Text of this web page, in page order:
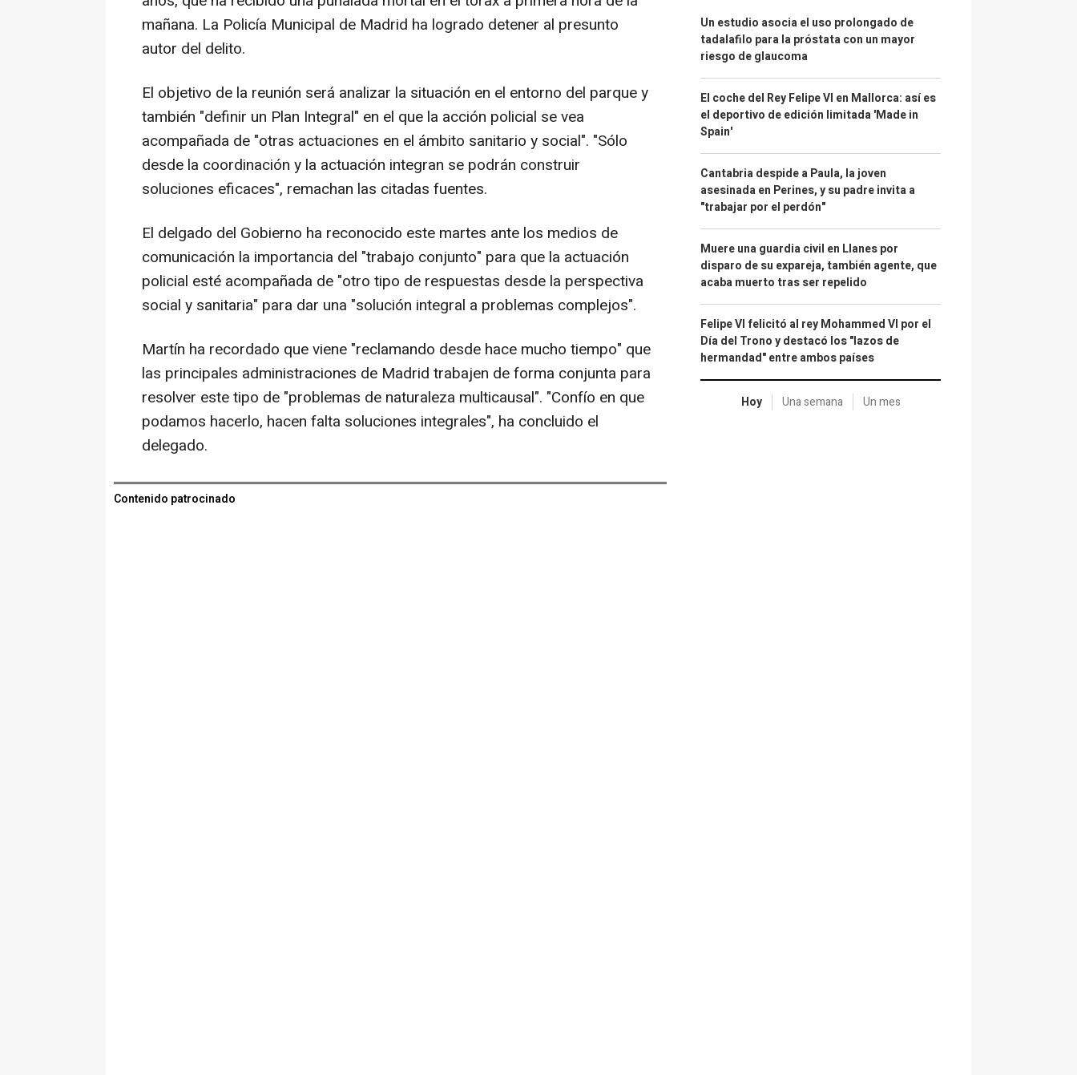
mañana. La Policía Municipal de Madrid ha logrado detener al presunto
autor del delito.
El objetivo de la reunión será analizar la situación en el entorno del parque y
también "definir un Plan Integral" en el que la acción policial se vea
acompañada de "otras actuaciones en el ámbito sanitario y social". "Sólo
desde la coordinación y la actuación integran se podrán construir
soluciones eficaces", remachan las citadas fuentes.
El delgado del Gobierno ha reconocido este martes ante los medios de
comunicación la importancia del "trabajo conjunto" para que la actuación
policial esté acompañada de "otro tipo de respuestas desde la perspectiva
social y sanitaria" para dar una "solución integral a problemas complejos".
Martín ha recordado que viene "reclamando desde hace mucho tiempo" que
las principales administraciones de Madrid trabajen de forma conjunta para
resolver este tipo de "problemas de naturaleza multicausal". "Confío en que
podamos hacerlo, hacen falta soluciones integrales", ha concluido el
delegado.
Contenido patrocinado
Un estudio asocia el uso prolongado de
tadalafilo para la próstata con un mayor
riesgo de glaucoma
El coche del Rey Felipe VI en Mallorca: así es
el deportivo de edición limitada 'Made in
Spain'
Cantabria despide a Paula, la joven
asesinada en Perines, y su padre invita a
"trabajar por el perdón"
Muere una guardia civil en Llanes por
disparo de su expareja, también agente, que
acaba muerto tras ser repelido
Felipe VI felicitó al rey Mohammed VI por el
Día del Trono y destacó los "lazos de
hermandad" entre ambos países
Hoy Una semana Un mes